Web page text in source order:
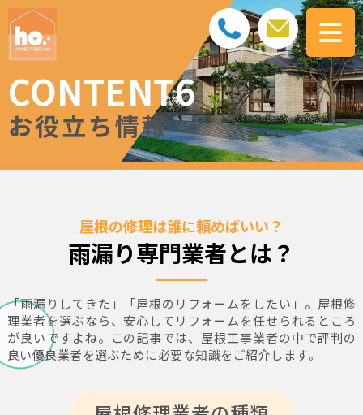
CONTENT6
お役立ち情報
屋根の修理は誰に頼めばいい？
雨漏り専門業者とは？
「雨漏りしてきた」「屋根のリフォームをしたい」。屋根修
理業者を選ぶなら、安心してリフォームを任せられるところ
が良いですよね。この記事では、屋根工事業者の中で評判の
良い優良業者を選ぶために必要な知識をご紹介します。